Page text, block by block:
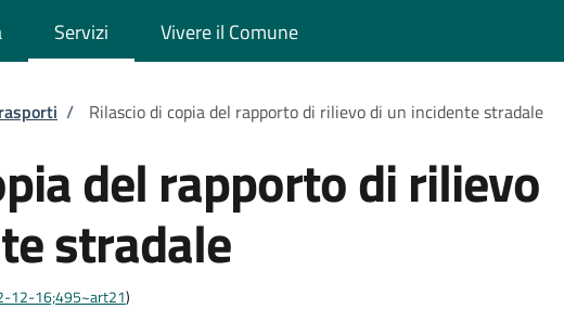
Servizi Vivere il Comune
/ Rilascio di copia del rapporto di rilievo di un incidente stradale
del rapporto di rilievo
stradale
12-16;495~art21)